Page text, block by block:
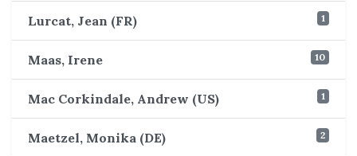
Lurcat, Jean (FR) 1
Maas, Irene 10
Mac Corkindale, Andrew (US) 1
Maetzel, Monika (DE) 2